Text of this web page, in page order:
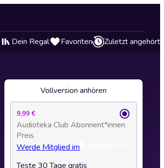
Dein Regal Favoriten Zuletzt angehört
Vollversion anhören
9,99 €
Audioteka Club Abonnent*innen
Preis
Werde Mitglied im
Teste 30 Tage gratis